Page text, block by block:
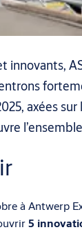
innovants,
axées
à Antwerp
5